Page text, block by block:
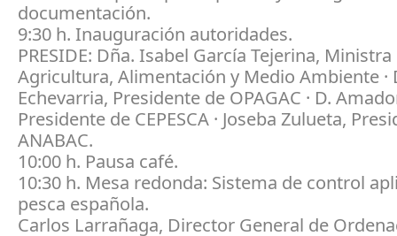
documentación.
9:30 h. Inauguración autoridades.
PRESIDE: Dña. Isabel García Tejerina, Ministra
Agricultura, Alimentación y Medio Ambiente ·
Echevarria, Presidente de OPAGAC · D.
Presidente de CEPESCA · Joseba Zulueta,
ANABAC.
10:00 h. Pausa café.
10:30 h. Mesa redonda: Sistema de control
pesca española.
Carlos Larrañaga, Director General de